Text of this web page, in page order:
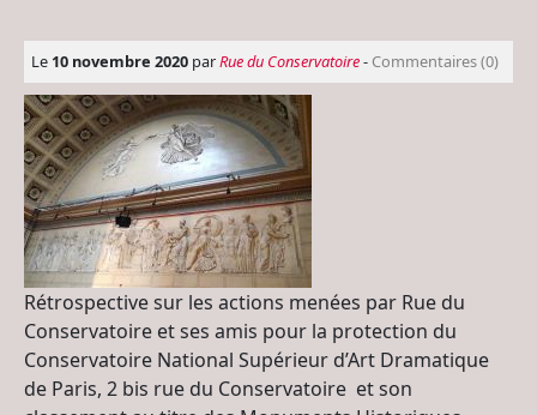
Le 10 novembre 2020 parRue du Conservatoire- Commentaires (0)
Rétrospective sur les actions menées par Rue du
Conservatoire et ses amis pour la protection du
Conservatoire National Supérieur d’Art Dramatique
de Paris, 2 bis rue du Conservatoire et son